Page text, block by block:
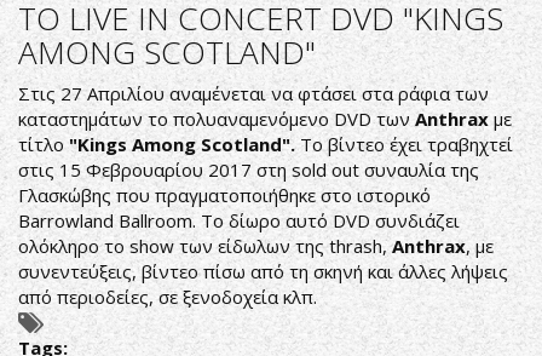
ΓΡΑΨΕΙ
ΥΛΙΚΟ
ΓΙΑ
ΤΟΝ
ΝΕΟ
ΔΙΣΚΟ
ΤΩΝ
ANTHRAX
ΤΟ LIVE IN CONCERT DVD "KINGS
AMONG SCOTLAND"
Στις 27 Απριλίου αναμένεται να φτάσει στα ράφια των
καταστημάτων το πολυαναμενόμενο DVD των Anthrax με
τίτλο "Kings Among Scotland". Το βίντεο έχει τραβηχτεί
στις 15 Φεβρουαρίου 2017 στη sold out συναυλία της
Γλασκώβης που πραγματοποιήθηκε στο ιστορικό
Barrowland Ballroom. Το δίωρο αυτό DVD συνδιάζει
ολόκληρο το show των είδωλων της thrash,Anthrax, με
συνεντεύξεις, βίντεο πίσω από τη σκηνή και άλλες λήψεις
από περιοδείες, σε ξενοδοχεία κλπ.
Tags: